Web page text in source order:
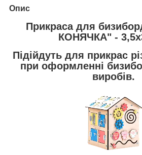
Опис
Прикраса для
КОНЯЧКА" -
Підійдуть для прикрас
при оформленні
виробів.